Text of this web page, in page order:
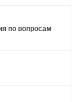
по вопросам